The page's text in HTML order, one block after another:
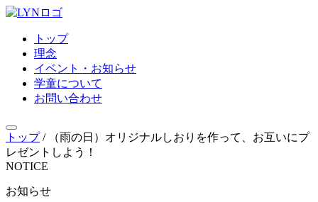
トップ
理念
イベント・お知らせ
学童について
お問い合わせ
トップ/
（雨の日）オリジナルしおりを作って、お互いにプ
レゼントしよう！
NOTICE
お知らせ